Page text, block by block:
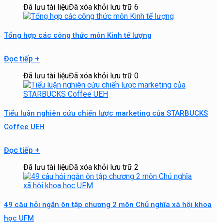
Đã lưu tài liệuĐã xóa khỏi lưu trữ 6
Tổng hợp các công thức môn Kinh tế lượng
Đọc tiếp +
Đã lưu tài liệuĐã xóa khỏi lưu trữ 0
Tiểu luận nghiên cứu chiến lược marketing của STARBUCKS
Coffee UEH
Đọc tiếp +
Đã lưu tài liệuĐã xóa khỏi lưu trữ 2
49 câu hỏi ngắn ôn tập chương 2 môn Chủ nghĩa xã hội khoa
học UFM